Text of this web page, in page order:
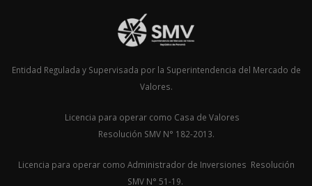
Entidad Regulada y Supervisada por la Superintendencia del Mercado de
Valores.
Licencia para operar como Casa de Valores
Resolución SMV N° 182-2013.
Licencia para operar como Administrador de Inversiones Resolución
SMV N° 51-19.